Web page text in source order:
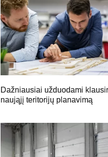
Dažniausiai užduodami
naująjį teritorijų planavimą